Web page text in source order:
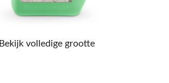
Bekijk volledige grootte